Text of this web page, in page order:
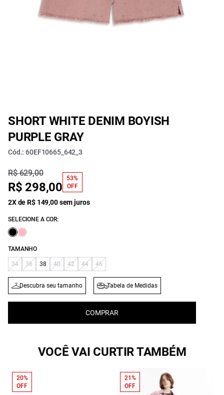
SHORT WHITE DENIM BOYISH
PURPLE GRAY
Cód.: 60EF10665_642_3
R$ 629,00
R$ 298,00
53%
OFF
2X de R$ 149,00 sem juros
SELECIONE A COR:
TAMANHO
34 36 38 40 42 44 46
Descubra seu tamanho Tabela de Medidas
COMPRAR
VOCÊ VAI CURTIR TAMBÉM
20%
OFF
21%
OFF